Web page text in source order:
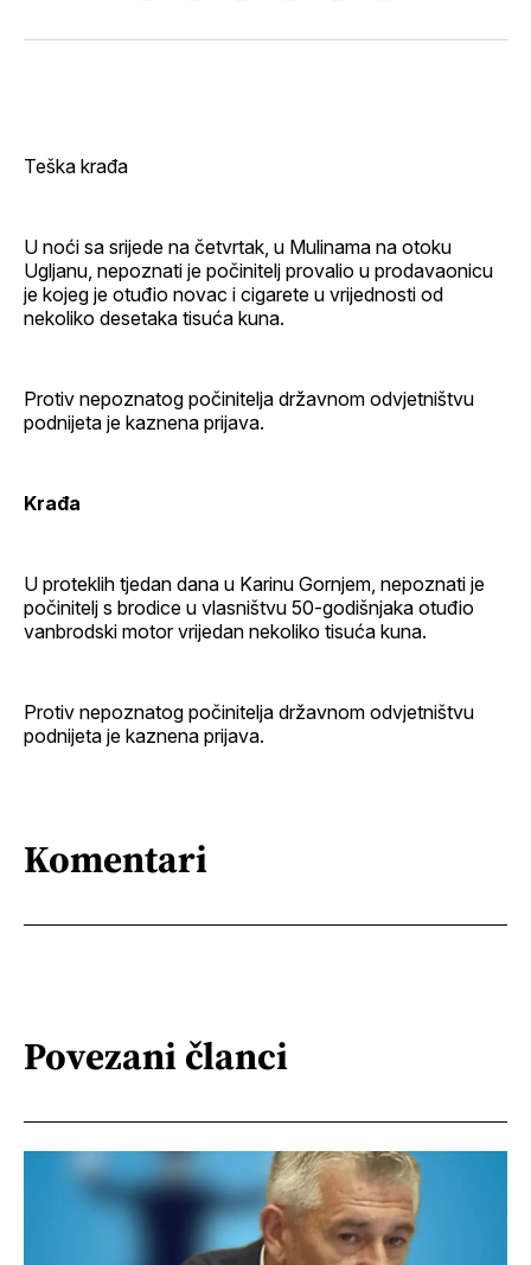
Teška krađa
U noći sa srijede na četvrtak, u Mulinama na otoku
Ugljanu, nepoznati je počinitelj provalio u prodavaonicu
je kojeg je otuđio novac i cigarete u vrijednosti od
nekoliko desetaka tisuća kuna.
Protiv nepoznatog počinitelja državnom odvjetništvu
podnijeta je kaznena prijava.
Krađa
U proteklih tjedan dana u Karinu Gornjem, nepoznati je
počinitelj s brodice u vlasništvu 50-godišnjaka otuđio
vanbrodski motor vrijedan nekoliko tisuća kuna.
Protiv nepoznatog počinitelja državnom odvjetništvu
podnijeta je kaznena prijava.
Komentari
Povezani članci